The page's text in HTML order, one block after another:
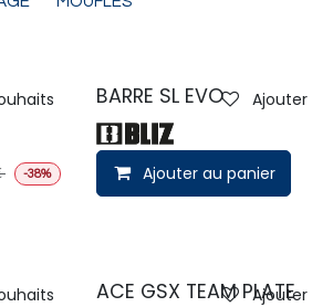
-38%
BARRE SL EVO
Ajouter au panier
Ajouter
ACE GSX TEAM PLATE
Ajouter